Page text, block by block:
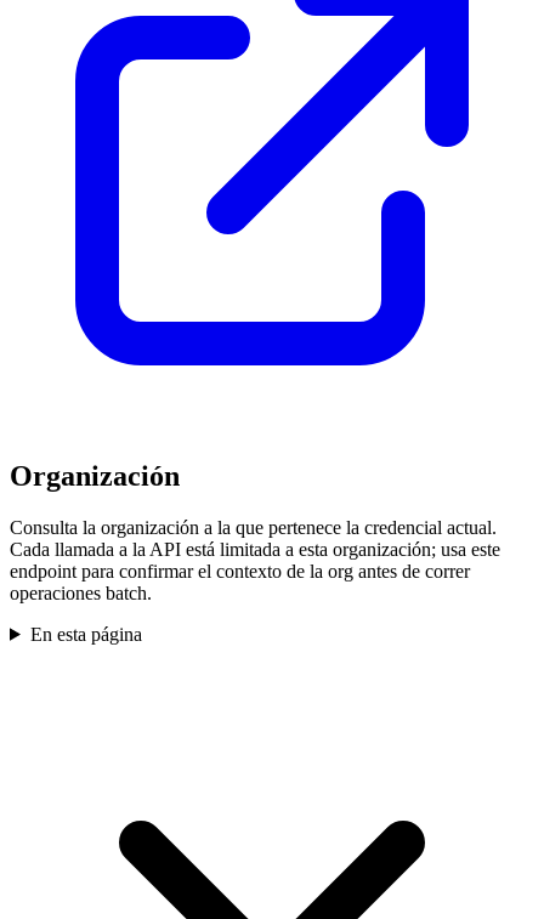
Organización
Consulta la organización a la que pertenece la credencial actual.
Cada llamada a la API está limitada a esta organización; usa este
endpoint para confirmar el contexto de la org antes de correr
operaciones batch.
En esta página